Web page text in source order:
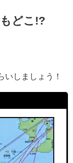
どこ!?
いしましょう！